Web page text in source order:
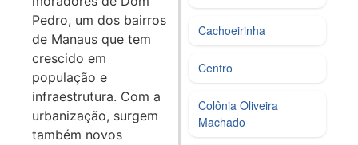
Pedro, um dos bairros
de Manaus que tem
crescido em
população e
infraestrutura. Com a
urbanização, surgem
também novos
Cachoeirinha
Centro
Colônia Oliveira
Machado